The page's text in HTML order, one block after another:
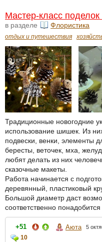
Мастер-класс
в разделе Флористика
отдых и путешествия
Традиционные новогодние
использование шишек. Из
подвески, венки, элементы
бересты, веточек, мха,
любят делать из них
сказочные макеты.
Работа начинается с
деревянный, пластиковый
Большой диаметр даст
соответственно
+51 Аюта 5
10